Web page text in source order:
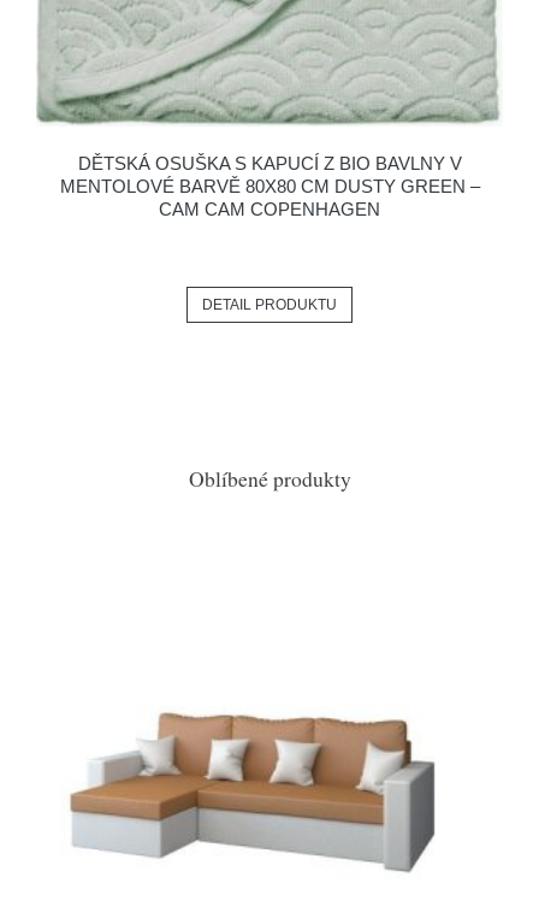
DĚTSKÁ OSUŠKA S KAPUCÍ Z BIO BAVLNY V
MENTOLOVÉ BARVĚ 80X80 CM DUSTY GREEN –
CAM CAM COPENHAGEN
DETAIL PRODUKTU
Oblíbené produkty